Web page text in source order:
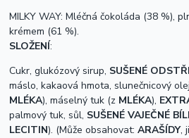
MILKY WAY: Mléčná čokoláda (38 %),
krémem (61 %).
SLOŽENÍ:
Cukr, glukózový sirup, SUŠENÉ
máslo, kakaová hmota, slunečnicový
MLÉKA),máselný tuk (z MLÉKA),
palmový tuk, sůl, SUŠENÉ VAJEČNÉ
LECITIN). (Může obsahovat:ARAŠÍDY,